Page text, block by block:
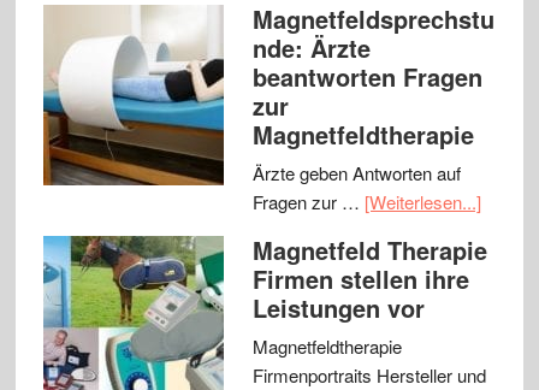
Magnetfeldsprechstu
nde: Ärzte
beantworten Fragen
zur
Magnetfeldtherapie
Ärzte geben Antworten auf
Fragen zur … [Weiterlesen...]
Magnetfeld Therapie
Firmen stellen ihre
Leistungen vor
Magnetfeldtherapie
Firmenportraits Hersteller und